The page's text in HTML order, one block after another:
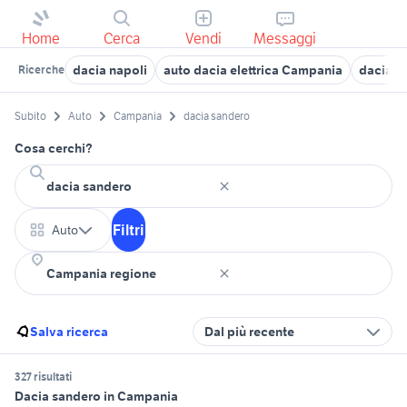
Home Cerca Vendi Messaggi
Ricerche dacia napoli auto dacia elettrica Campania dacia
Subito Auto Campania dacia sandero
Cosa cerchi?
Auto Filtri
Salva ricerca Dal più recente
327 risultati
Dacia sandero in Campania